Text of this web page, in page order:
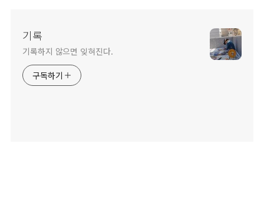
기록
기록하지 않으면 잊혀진다.
구독하기